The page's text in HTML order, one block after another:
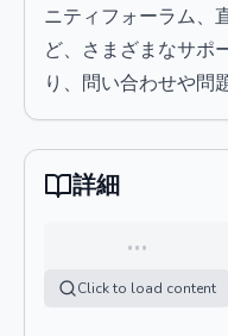
ニティフォーラム、
ど、さまざまなサポ
り、問い合わせや問
詳細
…
Click to load content